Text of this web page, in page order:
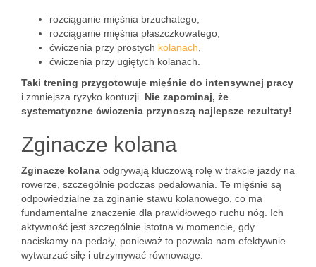
rozciąganie mięśnia brzuchatego,
rozciąganie mięśnia płaszczkowatego,
ćwiczenia przy prostych kolanach
ćwiczenia przy ugiętych kolanach.
Taki trening przygotowuje mięśnie do intensywnej pracy
i zmniejsza ryzyko kontuzji. Nie zapominaj, że
systematyczne ćwiczenia przynoszą najlepsze rezultaty!
Zginacze kolana
Zginacze kolana odgrywają kluczową rolę w trakcie jazdy na
rowerze, szczególnie podczas pedałowania. Te mięśnie są
odpowiedzialne za zginanie stawu kolanowego, co ma
fundamentalne znaczenie dla prawidłowego ruchu nóg. Ich
aktywność jest szczególnie istotna w momencie, gdy
naciskamy na pedały, ponieważ to pozwala nam efektywnie
wytwarzać siłę i utrzymywać równowagę.